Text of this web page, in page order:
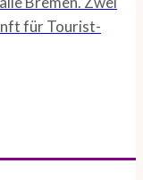
für Tourist-